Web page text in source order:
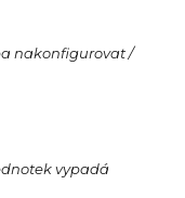
nakonfigurovat /
vypadá